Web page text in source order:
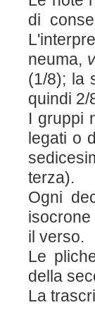
di
neuma,
(1/8); la
quindi 2/
I gruppi
legati o
terza).
Ogni
il verso.
Le
della
La